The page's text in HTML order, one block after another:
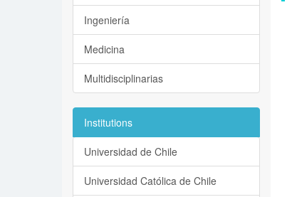
Ingeniería
Medicina
Multidisciplinarias
Institutions
Universidad de Chile
Universidad Católica de Chile